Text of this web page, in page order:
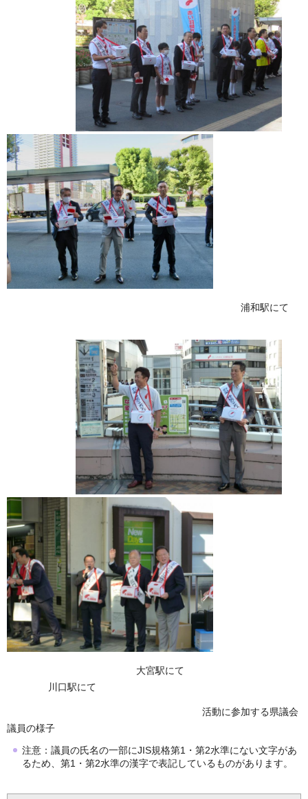
浦和駅にて
大宮駅にて
川口駅にて
活動に参加する県議会
議員の様子
注意：議員の氏名の一部にJIS規格第1・第2水準にない文字があ
るため、第1・第2水準の漢字で表記しているものがあります。